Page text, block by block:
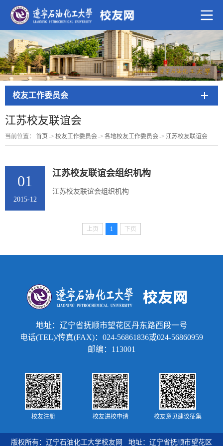
校友工作委员会
江苏校友联谊会
当前位置： 首页-> 校友工作委员会-> 各地校友工作委员会-> 江苏校友联谊会
01
2015-12
江苏校友联谊会组织机构
江苏校友联谊会组织机构
上页 1 下页
地址：辽宁省抚顺市望花区丹东路西段一号
电话(TEL)/传真(FAX)：024-56861836或024-56860959
邮编：113001
校友注册 校友进校申请 校友意见建议征集
版权所有：辽宁石油化工大学校友网 地址：辽宁省抚顺市望花区